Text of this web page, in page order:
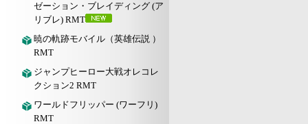
ゼーション・ブレイディング (ア
リブレ) RMT
暁の軌跡モバイル（英雄伝説 ）
RMT
ジャンプヒーロー大戦オレコレ
クション2 RMT
ワールドフリッパー (ワーフリ)
RMT